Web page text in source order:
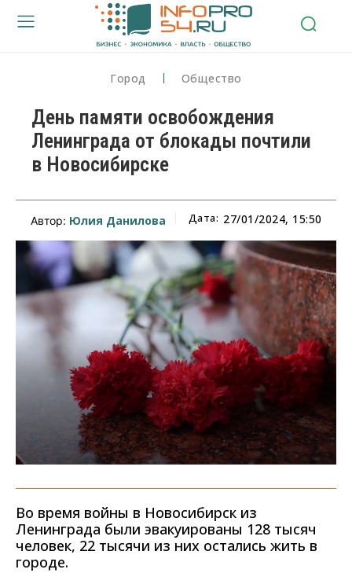
Город Общество
День памяти освобождения
Ленинграда от блокады почтили
в Новосибирске
Автор: Юлия Данилова Дата: 27/01/2024, 15:50
Во время войны в Новосибирск из
Ленинграда были эвакуированы 128 тысяч
человек, 22 тысячи из них остались жить в
городе.